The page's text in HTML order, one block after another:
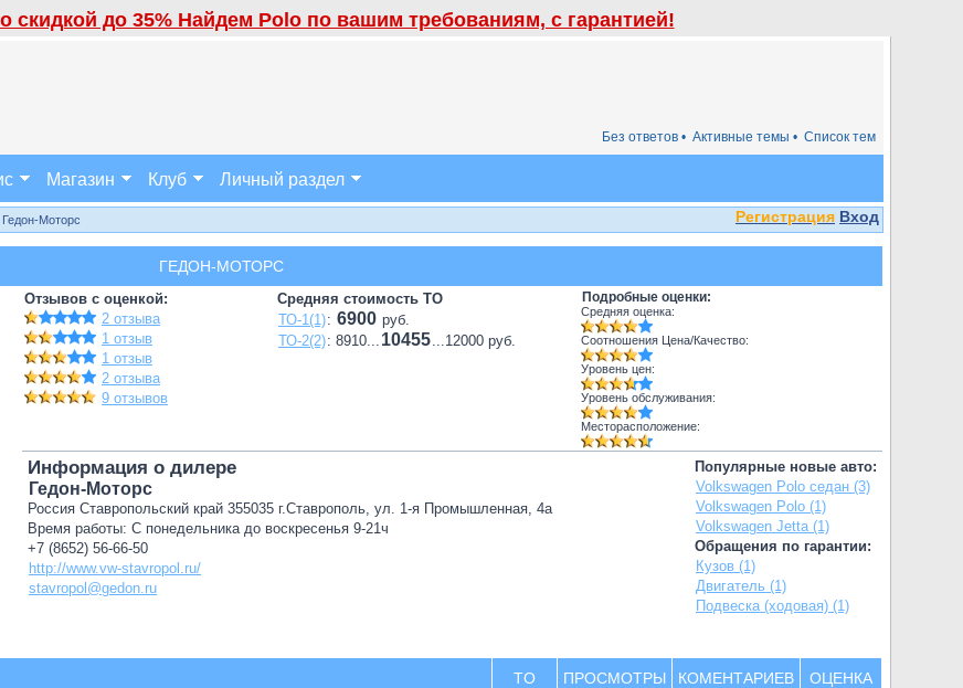
скидкой до 35% Найдем Polo по вашим требованиям, с гарантией!
Список тем
Активные темы •
Без ответов •
Магазин Клуб Личный раздел
Регистрация Вход
Гедон-Моторс
ГЕДОН-МОТОРС
Отзывов с оценкой:
2 отзыва
1 отзыв
1 отзыв
2 отзыва
9 отзывов
Средняя стоимость ТО
ТО-1(1): 6900 руб.
ТО-2(2): 8910... 10455...12000 руб.
Подробные оценки:
Средняя оценка:
Соотношения Цена/Качество:
Уровень цен:
Уровень обслуживания:
Месторасположение:
Популярные новые авто:
Volkswagen Polo седан (3)
Volkswagen Polo (1)
Volkswagen Jetta (1)
Обращения по гарантии:
Кузов (1)
Двигатель (1)
Подвеска (ходовая) (1)
Информация о дилере
Гедон-Моторс
Россия Ставропольский край 355035 г.Ставрополь, ул. 1-я Промышленная, 4а
Время работы: С понедельника до воскресенья 9-21ч
+7 (8652) 56-66-50
http://www.vw-stavropol.ru/
stavropol@gedon.ru
TO ПРОСМОТРЫ КОМЕНТАРИЕВ ОЦЕНКА